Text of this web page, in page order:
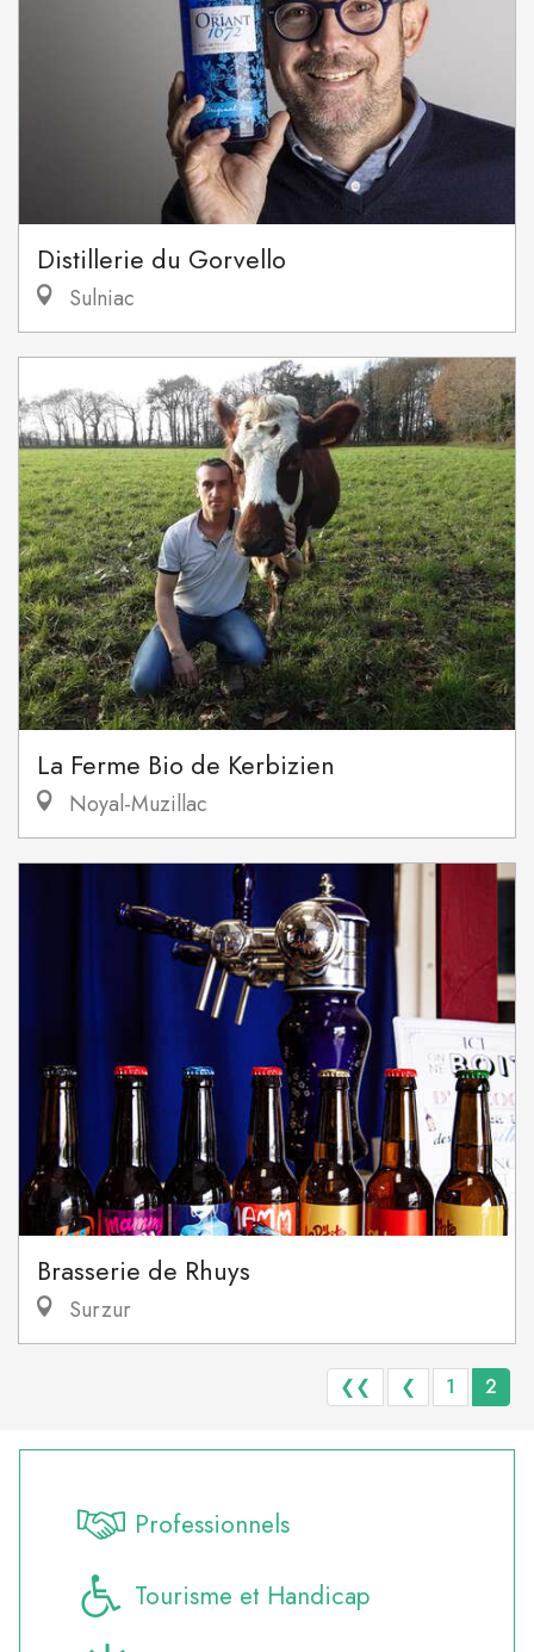
Distillerie du Gorvello
Sulniac
La Ferme Bio de Kerbizien
Noyal-Muzillac
Brasserie de Rhuys
Surzur
❮❮ ❮ 1 2
Professionnels
Tourisme et Handicap